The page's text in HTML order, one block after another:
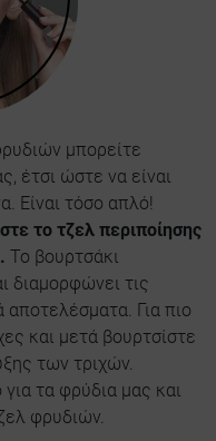
μπορείτε
έτσι ώστε να είναι
Είναι τόσο απλό!
το τζελ περιποίησης
Το βουρτσάκι
διαμορφώνει τις
Για πιο
και μετά βουρτσίστε
των τριχών.
τα φρύδια μας και
φρυδιών.